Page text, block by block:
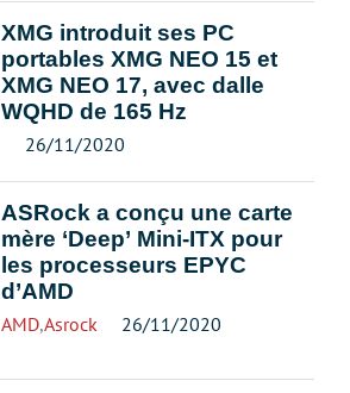
XMG introduit ses PC
portables XMG NEO 15 et
XMG NEO 17, avec dalle
WQHD de 165 Hz
26/11/2020
ASRock a conçu une carte
mère ‘Deep’ Mini-ITX pour
les processeurs EPYC
d’AMD
AMD,Asrock 26/11/2020